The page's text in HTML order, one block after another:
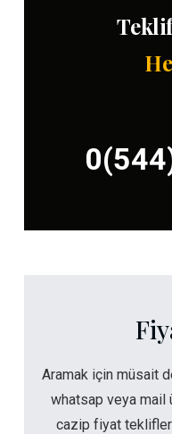
Aramak için müsait
whatsap veya mail
cazip fiyat